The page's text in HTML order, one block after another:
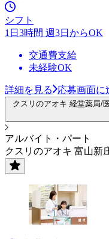
シフト
1日3時間 週3日からOK
交通費支給
未経験OK
詳細を見る 応募画面に
クスリのアオキ 経堂薬局/
アルバイト・パート
クスリのアオキ 富山新